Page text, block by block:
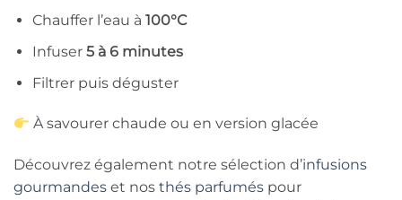
Chauffer l’eau à 100°C
Infuser 5 à 6 minutes
Filtrer puis déguster
À savourer chaude ou en version glacée
Découvrez également notre sélection d’infusions
gourmandes et nos thés parfumés pour